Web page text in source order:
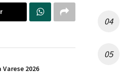
Varese 2026